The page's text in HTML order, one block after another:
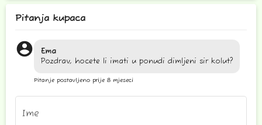
Pitanja kupaca
account_circle
Ema
Pozdrav, hocete li imati u ponudi dimljeni sir kolut?
Pitanje postavljeno prije 8 mjeseci
Ime